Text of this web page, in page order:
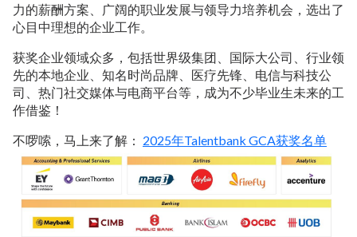
力的薪酬方案、广阔的职业发展与领导力培养机会，选出了
心目中理想的企业工作。
获奖企业领域众多，包括世界级集团、国际大公司、行业领
先的本地企业、知名时尚品牌、医疗先锋、电信与科技公
司、热门社交媒体与电商平台等，成为不少毕业生未来的工
作借鉴！
不啰嗦，马上来了解： 2025年Talentbank GCA获奖名单